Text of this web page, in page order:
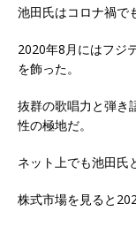
池田氏はコロナ禍で
2020年8月にはフジ
を飾った。
抜群の歌唱力と弾き
性の極地だ。
ネット上でも池田氏
株式市場を見ると